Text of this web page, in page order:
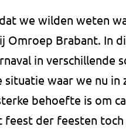
we wilden weten
Omroep Brabant. In
in verschillende
situatie waar we nu
behoefte is om
feest der feesten